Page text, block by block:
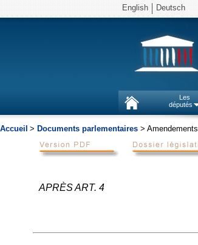
English Deutsch
Les
députés
Accueil > Documents parlementaires > Amendements
APRÈS ART. 4